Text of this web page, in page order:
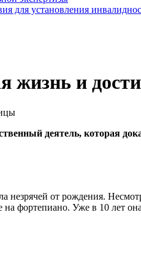
для установления
жизнь и
деятель, которая
от рождения.
фортепиано. Уже в 10 лет